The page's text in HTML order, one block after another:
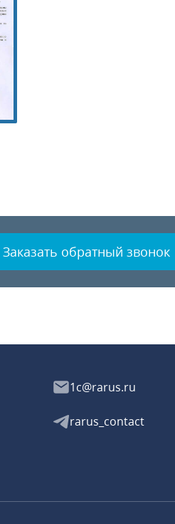
Заказать обратный звонок
1c@rarus.ru
rarus_contact